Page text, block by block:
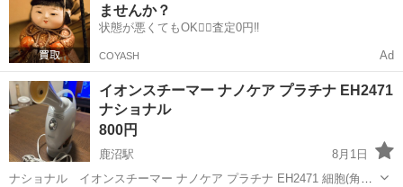
ませんか？
状態が悪くてもOK🙆‍♀️査定0円‼️
COYASH Ad
イオンスチーマー ナノケア プラチナ EH2471
ナショナル
800円
鹿沼駅
8月1日
ナショナル イオンスチーマー ナノケア プラチナ EH2471 細胞(角質